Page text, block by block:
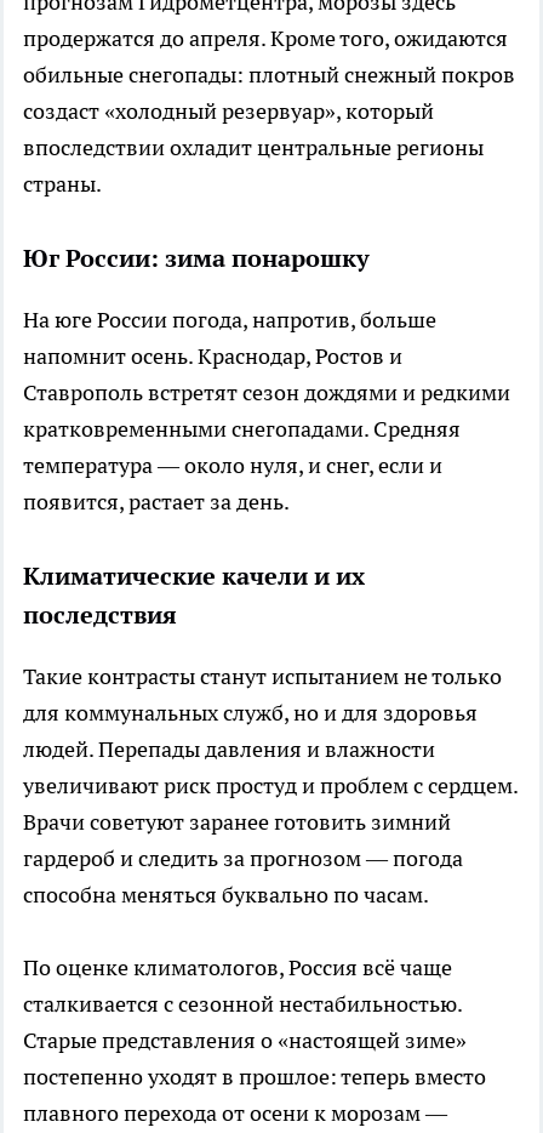
продержатся до апреля. Кроме того, ожидаются
обильные снегопады: плотный снежный покров
создаст «холодный резервуар», который
впоследствии охладит центральные регионы
страны.
Юг России: зима понарошку
На юге России погода, напротив, больше
напомнит осень. Краснодар, Ростов и
Ставрополь встретят сезон дождями и редкими
кратковременными снегопадами. Средняя
температура — около нуля, и снег, если и
появится, растает за день.
Климатические качели и их
последствия
Такие контрасты станут испытанием не только
для коммунальных служб, но и для здоровья
людей. Перепады давления и влажности
увеличивают риск простуд и проблем с сердцем.
Врачи советуют заранее готовить зимний
гардероб и следить за прогнозом — погода
способна меняться буквально по часам.
По оценке климатологов, Россия всё чаще
сталкивается с сезонной нестабильностью.
Старые представления о «настоящей зиме»
постепенно уходят в прошлое: теперь вместо
плавного перехода от осени к морозам —